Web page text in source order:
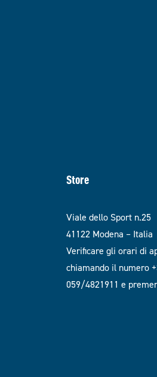
Store
Viale dello Sport n.25
41122 Modena – Italia
Verificare gli orari di
chiamando il numero
059/4821911 e